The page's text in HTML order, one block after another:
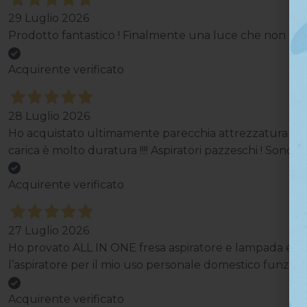
29 Luglio 2026
Prodotto fantastico ! Finalmente una luce che non mi
Acquirente verificato
28 Luglio 2026
Ho acquistato ultimamente parecchia attrezzatura
carica è molto duratura !!!! Aspiratori pazzeschi ! Sono
Acquirente verificato
27 Luglio 2026
Ho provato ALL IN ONE fresa aspiratore e lampada e
l’aspiratore per il mio uso personale domestico
Acquirente verificato